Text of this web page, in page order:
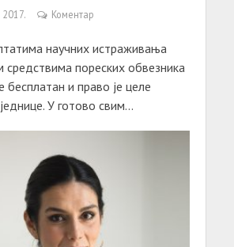
Коментар
научних истраживања
средствима пореских обвезника
бесплатан и право је целе
У готово свим...